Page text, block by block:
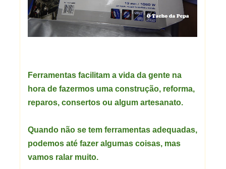
Ferramentas facilitam a vida da gente na
hora de fazermos uma construção, reforma,
reparos, consertos ou algum artesanato.
Quando não se tem ferramentas adequadas,
podemos até fazer algumas coisas, mas
vamos ralar muito.